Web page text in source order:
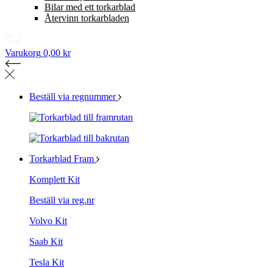
Bilar med ett torkarblad
Återvinn torkarbladen
Varukorg 0,00 kr
Beställ via regnummer
Torkarblad Fram
Komplett Kit
Beställ via reg.nr
Volvo Kit
Saab Kit
Tesla Kit